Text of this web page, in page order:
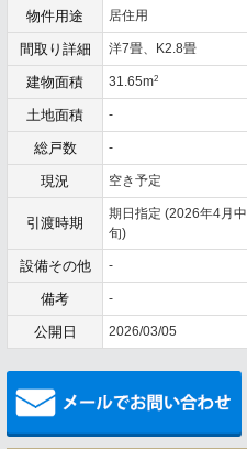
物件用途 居住用
間取り詳細 洋7畳、K2.8畳
建物面積 31.65m2
土地面積 -
総戸数 -
現況 空き予定
引渡時期
期日指定 (2026年4月中
旬)
設備その他 -
備考 -
公開日 2026/03/05